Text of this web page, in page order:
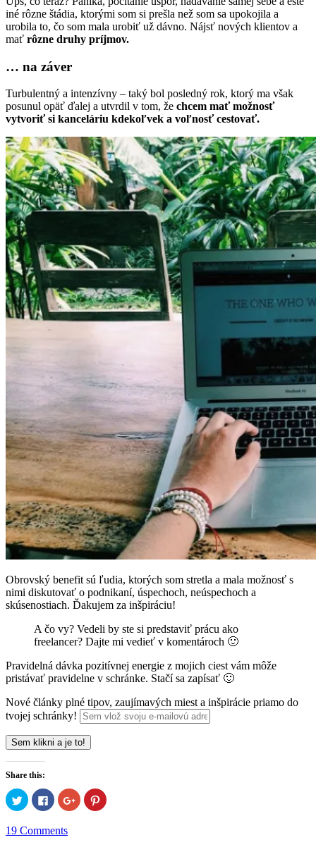
iné rôzne štádia, ktorými som si prešla než som sa upokojila a
urobila to, čo som mala urobiť už dávno. Nájsť nových klientov a
mať rôzne druhy príjmov.
… na záver
Turbulentný a intenzívny – taký bol posledný rok, ktorý ma však
posunul opäť ďalej a utvrdil v tom, že chcem mať možnosť
vytvoriť si kanceláriu kdekoľvek a voľnosť cestovať.
Obrovský benefit sú ľudia, ktorých som stretla a mala možnosť s
nimi diskutovať o podnikaní, úspechoch, neúspechoch a
skúsenostiach. Ďakujem za inšpiráciu!
A čo vy? Vedeli by ste si predstaviť prácu ako
freelancer? Dajte mi vedieť v komentároch 🙂
Pravidelná dávka pozitívnej energie z mojich ciest vám môže
pristávať pravidelne v schránke. Stačí sa zapísať 🙂
Nové články plné tipov, zaujímavých miest a inšpirácie priamo do
tvojej schránky!
Share this:
Click
to
share
Twitter
(Opens
Click
to
share
Facebook
(Opens
Click
to
share
Click
to
19 Comments